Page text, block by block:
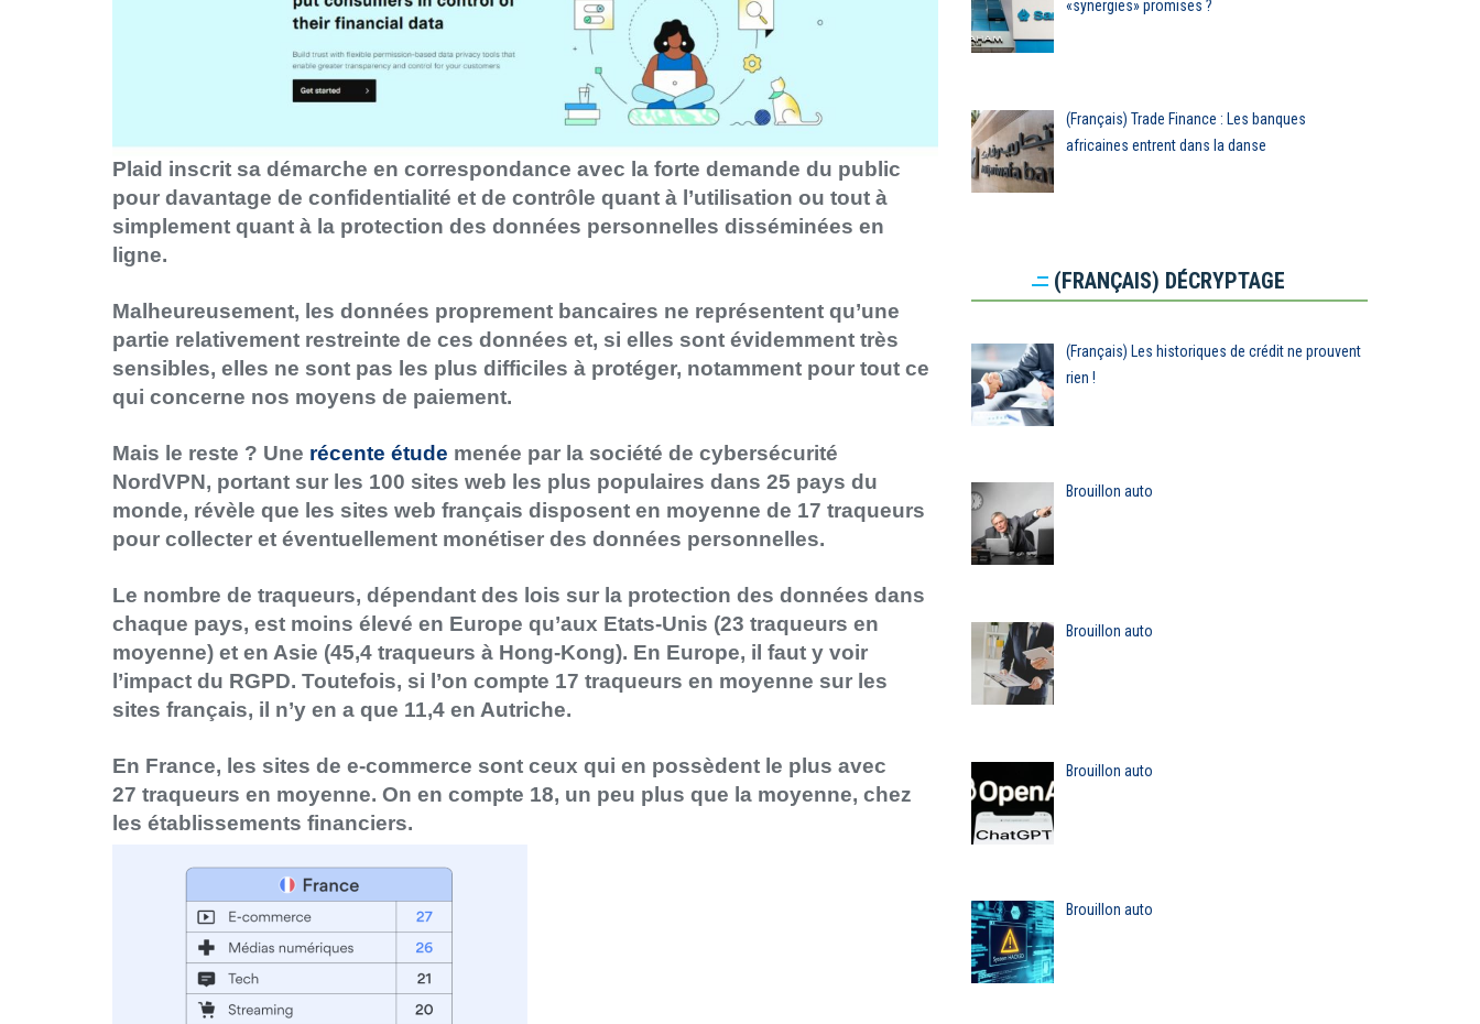
Plaid inscrit sa démarche en correspondance avec la forte demande du public
pour davantage de confidentialité et de contrôle quant à l’utilisation ou tout à
simplement quant à la protection des données personnelles disséminées en
ligne.
Malheureusement, les données proprement bancaires ne représentent qu’une
partie relativement restreinte de ces données et, si elles sont évidemment très
sensibles, elles ne sont pas les plus difficiles à protéger, notamment pour tout ce
qui concerne nos moyens de paiement.
Mais le reste ? Une récente étude menée par la société de cybersécurité
NordVPN, portant sur les 100 sites web les plus populaires dans 25 pays du
monde, révèle que les sites web français disposent en moyenne de 17 traqueurs
pour collecter et éventuellement monétiser des données personnelles.
Le nombre de traqueurs, dépendant des lois sur la protection des données dans
chaque pays, est moins élevé en Europe qu’aux Etats-Unis (23 traqueurs en
moyenne) et en Asie (45,4 traqueurs à Hong-Kong). En Europe, il faut y voir
l’impact du RGPD. Toutefois, si l’on compte 17 traqueurs en moyenne sur les
sites français, il n’y en a que 11,4 en Autriche.
En France, les sites de e-commerce sont ceux qui en possèdent le plus avec
27 traqueurs en moyenne. On en compte 18, un peu plus que la moyenne, chez
les établissements financiers.
«synergies» promises ?
(Français) Trade Finance : Les banques
africaines entrent dans la danse
(FRANÇAIS) DÉCRYPTAGE
(Français) Les historiques de crédit ne prouvent
rien !
Brouillon auto
Brouillon auto
Brouillon auto
Brouillon auto